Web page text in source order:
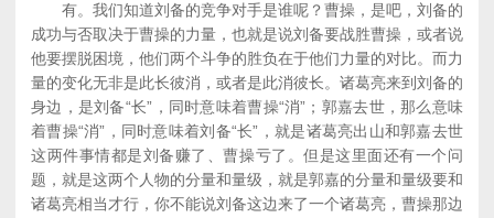
有。我们知道刘备的竞争对手是谁呢？曹操，是吧，刘备的
成功与否取决于曹操的力量，也就是说刘备要战胜曹操，或者说
他要摆脱困境，他们两个斗争的胜负在于他们力量的对比。而力
量的变化无非是此长彼消，或者是此消彼长。诸葛亮来到刘备的
身边，是刘备“长”，同时意味着曹操“消”；郭嘉去世，那么意味
着曹操“消”，同时意味着刘备“长”，就是诸葛亮出山和郭嘉去世
这两件事情都是刘备赚了、曹操亏了。但是这里面还有一个问
题，就是这两个人物的分量和量级，就是郭嘉的分量和量级要和
诸葛亮相当才行，你不能说刘备这边来了一个诸葛亮，曹操那边